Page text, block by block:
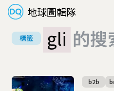
地球圖輯隊
標籤 gli 的搜
b2b